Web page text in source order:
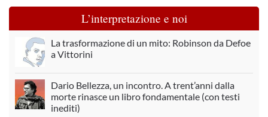
L’interpretazione e noi
La trasformazione di un mito: Robinson da Defoe
a Vittorini
Dario Bellezza, un incontro. A trent’anni dalla
morte rinasce un libro fondamentale (con testi
inediti)